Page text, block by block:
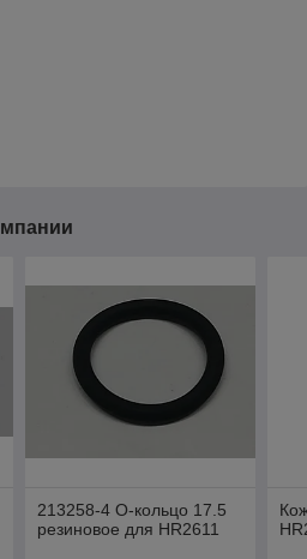
213258-4 О-кольцо 17.5
резиновое для HR2611